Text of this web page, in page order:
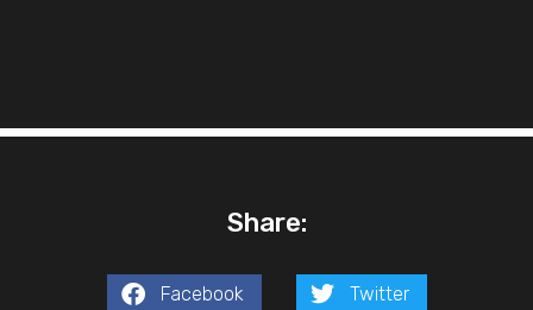
Share:
Facebook Twitter